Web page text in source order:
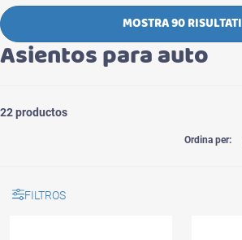
MOSTRA 90 RISULTATI
Asientos para auto
22productos
Ordina per:
FILTROS